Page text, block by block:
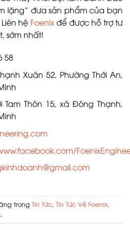
lặng” đưa sản phẩm của bạn
hệ Foenixđể được hỗ trợ tư
sớm nhất!
58
Xuân 52, Phường Thới An,
Tam Thôn 15, xã Đông Thạnh,
trong Tin Tức, Tin Tức Về Foenix.
.